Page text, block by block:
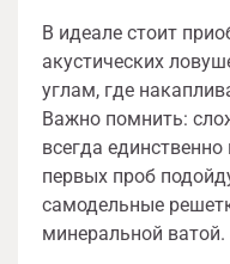
В идеале стоит
акустических
углам, где
Важно помнить:
всегда
первых проб
самодельные
минеральной ватой.